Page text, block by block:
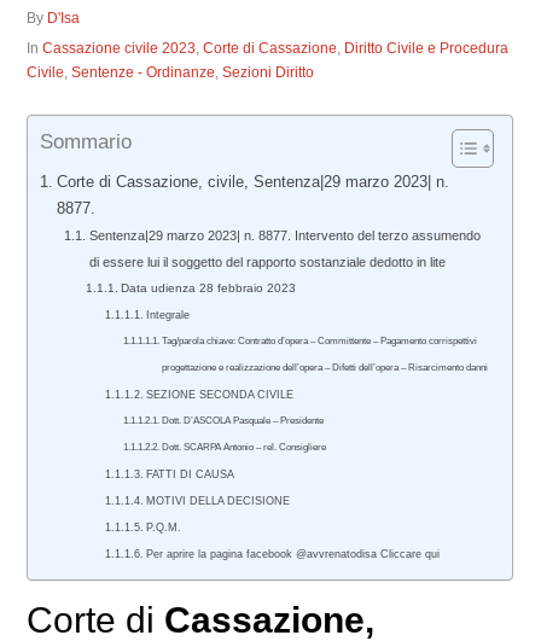
By D'Isa
InCassazione civile 2023,Corte di Cassazione, Diritto Civile e Procedura
Civile,Sentenze - Ordinanze,Sezioni Diritto
Sommario
Corte di Cassazione, civile, Sentenza|29 marzo 2023| n.
8877.
Sentenza|29 marzo 2023| n. 8877. Intervento del terzo assumendo
di essere lui il soggetto del rapporto sostanziale dedotto in lite
Data udienza 28 febbraio 2023
Integrale
Tag/parola chiave: Contratto d’opera – Committente – Pagamento corrispettivi
progettazione e realizzazione dell’opera – Difetti dell’opera – Risarcimento danni
SEZIONE SECONDA CIVILE
Dott. D’ASCOLA Pasquale – Presidente
Dott. SCARPA Antonio – rel. Consigliere
FATTI DI CAUSA
MOTIVI DELLA DECISIONE
P.Q.M.
Per aprire la pagina facebook @avvrenatodisa Cliccare qui
Corte di Cassazione,